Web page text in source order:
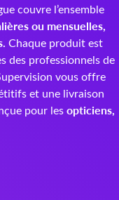
couvre l’ensemble
ou mensuelles,
Chaque produit est
des professionnels de
vous offre
et une livraison
pour lesopticiens,